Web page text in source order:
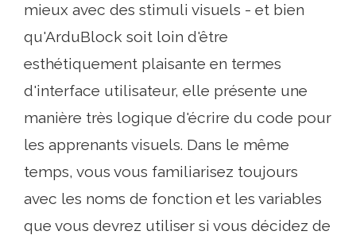
mieux avec des stimuli visuels - et bien
qu'ArduBlock soit loin d'être
esthétiquement plaisante en termes
d'interface utilisateur, elle présente une
manière très logique d'écrire du code pour
les apprenants visuels. Dans le même
temps, vous vous familiarisez toujours
avec les noms de fonction et les variables
que vous devrez utiliser si vous décidez de